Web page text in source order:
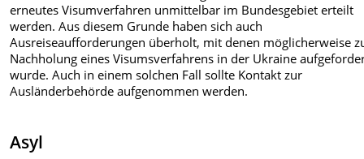
erneutes Visumverfahren unmittelbar im Bundesgebiet erteilt
werden. Aus diesem Grunde haben sich auch
Ausreiseaufforderungen überholt, mit denen möglicherweise
Nachholung eines Visumsverfahrens in der Ukraine
wurde. Auch in einem solchen Fall sollte Kontakt zur
Ausländerbehörde aufgenommen werden.
Asyl